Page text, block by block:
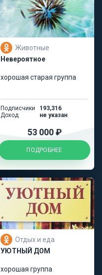
Животные
Невероятное
хорошая старая группа
Подписчики
193,316
Доход
не указан
53 000 ₽
ПОДРОБНЕЕ
Отдых и еда
УЮТНЫЙ ДОМ
хорошая группа